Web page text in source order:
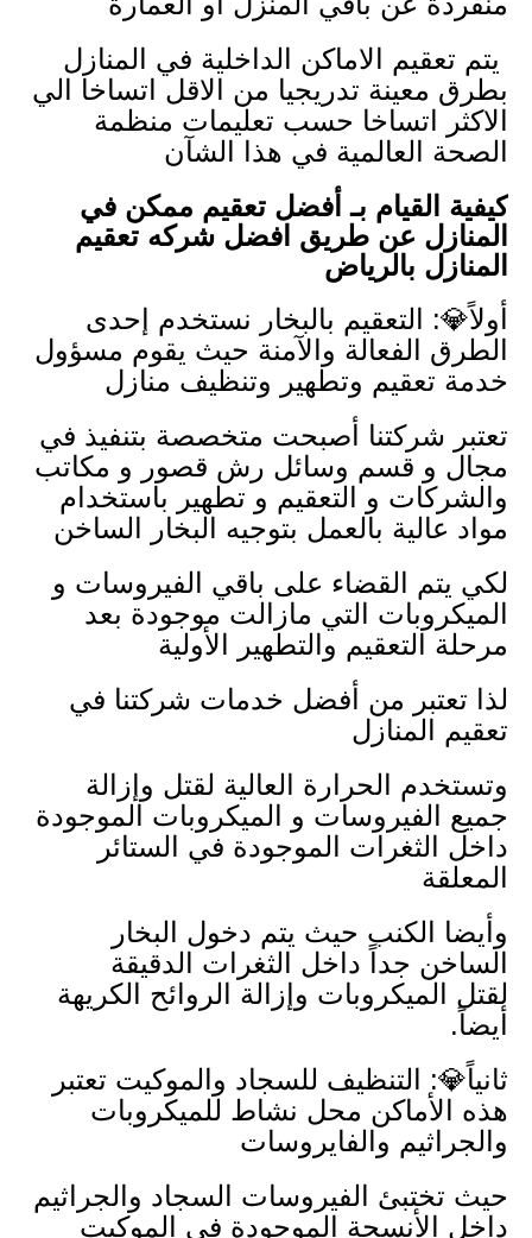
يتم تعقيم الاماكن الداخلية في المنازل
بطرق معينة تدريجيا من الاقل اتساخا الي
الاكثر اتساخا حسب تعليمات منظمة
الصحة العالمية في هذا الشآن
كيفية القيام بـ أفضل تعقيم ممكن في
المنازل عن طريق افضل شركه تعقيم
المنازل بالرياض
أولاً💎: التعقيم بالبخار نستخدم إحدى
الطرق الفعالة والآمنة حيث يقوم مسؤول
خدمة تعقيم وتطهير وتنظيف منازل
تعتبر شركتنا أصبحت متخصصة بتنفيذ في
مجال و قسم وسائل رش قصور و مكاتب
والشركات و التعقيم و تطهير باستخدام
مواد عالية بالعمل بتوجيه البخار الساخن
لكي يتم القضاء على باقي الفيروسات و
الميكروبات التي مازالت موجودة بعد
مرحلة التعقيم والتطهير الأولية
لذا تعتبر من أفضل خدمات شركتنا في
تعقيم المنازل
وتستخدم الحرارة العالية لقتل وإزالة
جميع الفيروسات و الميكروبات الموجودة
داخل الثغرات الموجودة في الستائر
المعلقة
وأيضا الكنب حيث يتم دخول البخار
الساخن جداً داخل الثغرات الدقيقة
لقتل الميكروبات وإزالة الروائح الكريهة
أيضاً.
ثانياً💎: التنظيف للسجاد والموكيت تعتبر
هذه الأماكن محل نشاط للميكروبات
والجراثيم والفايروسات
حيث تختبئ الفيروسات السجاد والجراثيم
داخل الأنسجة الموجودة في الموكيت